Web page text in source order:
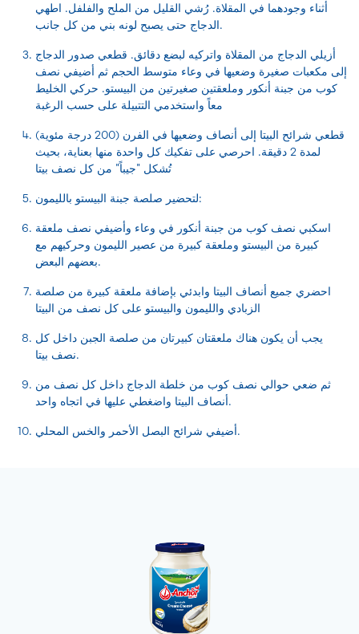
أثناء وجودهما في المقلاة. رُشي القليل من الملح والفلفل. اطهي
الدجاج حتى يصبح لونه بني من كل جانب.
أزيلي الدجاج من المقلاة واتركيه لبضع دقائق. قطعي صدور الدجاج
إلى مكعبات صغيرة وضعيها في وعاء متوسط ​​الحجم ثم أضيفي نصف
كوب من جبنة أنكور وملعقتين صغيرتين من البيستو. حركي الخليط
معاً واستخدمي التتبيلة على حسب الرغبة
قطعي شرائح البيتا إلى أنصاف وضعيها في الفرن (200 درجة مئوية)
لمدة 2 دقيقة. احرصي على تفكيك كل واحدة منها بعناية، بحيث
تُشكل "جيباً" من كل نصف بيتا
لتحضير صلصة جبنة البيستو بالليمون:
اسكبي نصف كوب من جبنة أنكور في وعاء وأضيفي نصف ملعقة
كبيرة من البيستو وملعقة كبيرة من عصير الليمون وحركيهم مع
بعضهم البعض.
احضري جميع أنصاف البيتا وابدئي بإضافة ملعقة كبيرة من صلصة
الزبادي والليمون والبيستو على كل نصف من البيتا
يجب أن يكون هناك ملعقتان كبيرتان من صلصة الجبن داخل كل
نصف بيتا.
ثم ضعي حوالي نصف كوب من خلطة الدجاج داخل كل نصف من
أنصاف البيتا واضغطي عليها في اتجاه واحد.
أضيفي شرائح البصل الأحمر والخس المحلي.